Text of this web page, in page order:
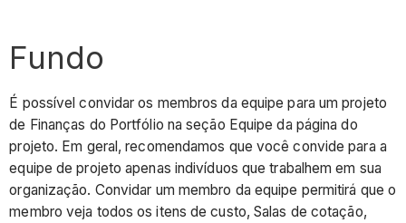
Fundo
É possível convidar os membros da equipe para um projeto
de Finanças do Portfólio na seção Equipe da página do
projeto. Em geral, recomendamos que você convide para a
equipe de projeto apenas indivíduos que trabalhem em sua
organização. Convidar um membro da equipe permitirá que o
membro veja todos os itens de custo, Salas de cotação,